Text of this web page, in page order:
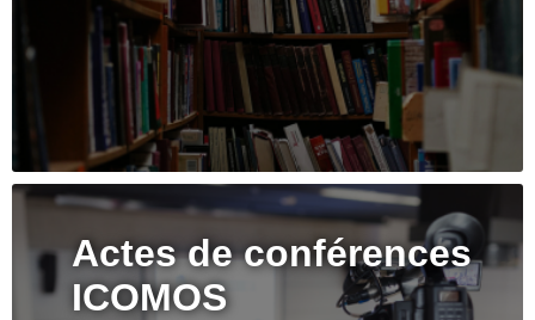
Actes de conférences
ICOMOS